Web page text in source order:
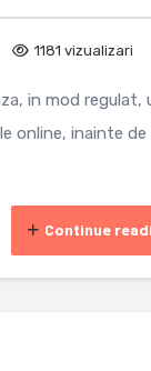
1181 vizualizari
in mod regulat,
online, inainte de
Continue